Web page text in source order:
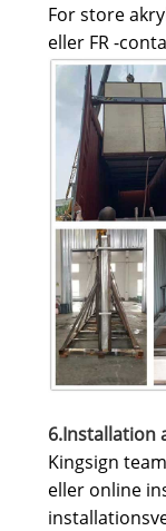
For store
eller FR -
6.Installation
Kingsign
eller online